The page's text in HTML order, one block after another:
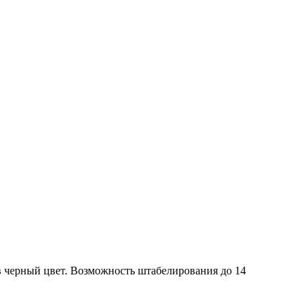
черный цвет. Возможность штабелирования до 14